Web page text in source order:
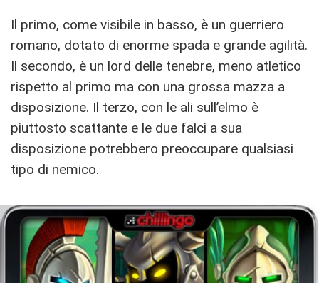
Il primo, come visibile in basso, è un guerriero
romano, dotato di enorme spada e grande agilità.
Il secondo, è un lord delle tenebre, meno atletico
rispetto al primo ma con una grossa mazza a
disposizione. Il terzo, con le ali sull’elmo è
piuttosto scattante e le due falci a sua
disposizione potrebbero preoccupare qualsiasi
tipo di nemico.